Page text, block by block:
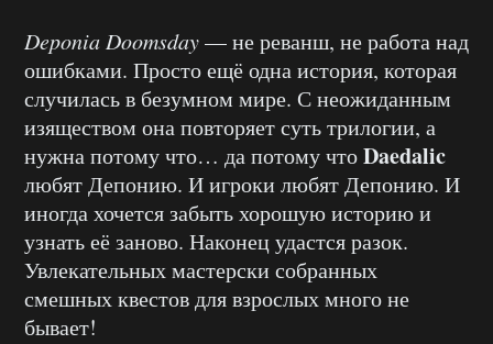
Deponia Doomsday— не реванш, не работа над
ошибками. Просто ещё одна история, которая
случилась в безумном мире. С неожиданным
изяществом она повторяет суть трилогии, а
нужна потому что… да потому чтоDaedalic
любят Депонию. И игроки любят Депонию. И
иногда хочется забыть хорошую историю и
узнать её заново. Наконец удастся разок.
Увлекательных мастерски собранных
смешных квестов для взрослых много не
бывает!